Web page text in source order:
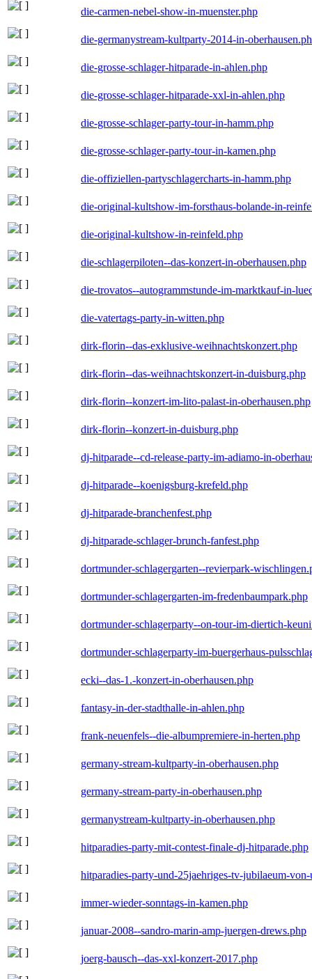
die-carmen-nebel-show-in-muenster.php
die-germanystream-kultparty-2014-in-
die-grosse-schlager-hitparade-in-ahlen.php
die-grosse-schlager-hitparade-xxl-in-ahlen.php
die-grosse-schlager-party-tour-in-hamm.php
die-grosse-schlager-party-tour-in-kamen.php
die-offiziellen-partyschlagercharts-in-hamm.php
die-original-kultshow-im-forsthaus-bolande-in-
die-original-kultshow-in-reinfeld.php
die-schlagerpiloten--das-konzert-in-oberhausen.php
die-trovatos--autogrammstunde-im-marktkauf-in-
die-vatertags-party-in-witten.php
dirk-florin--das-exklusive-weihnachtskonzert.php
dirk-florin--das-weihnachtskonzert-in-duisburg.php
dirk-florin--konzert-im-lito-palast-in-oberhausen.php
dirk-florin--konzert-in-duisburg.php
dj-hitparade--cd-release-party-im-adiamo-in-
dj-hitparade--koenigsburg-krefeld.php
dj-hitparade-branchenfest.php
dj-hitparade-schlager-brunch-fanfest.php
dortmunder-schlagergarten--revierpark-
dortmunder-schlagergarten-im-fredenbaumpark.php
dortmunder-schlagerparty--on-tour-im-diertich-
dortmunder-schlagerparty-im-buergerhaus-
ecki--das-1.-konzert-in-oberhausen.php
fantasy-in-der-stadthalle-in-ahlen.php
frank-neuenfels--die-albumpremiere-in-herten.php
germany-stream-kultparty-in-oberhausen.php
germany-stream-party-in-oberhausen.php
germanystream-kultparty-in-oberhausen.php
hitparadies-party-mit-contest-finale-dj-hitparade.php
hitparadies-party-und-25jaehriges-tv-jubilaeum-
immer-wieder-sonntags-in-kamen.php
januar-2008--sandro-marin-amp-juergen-drews.php
joerg-bausch--das-xxl-konzert-2017.php